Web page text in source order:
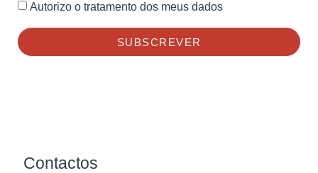
Autorizo o tratamento dos meus dados
SUBSCREVER
Contactos